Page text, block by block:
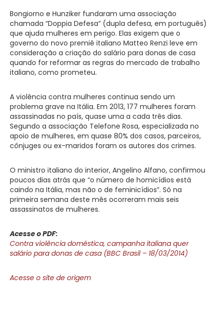
Bongiorno e Hunziker fundaram uma associação
chamada “Doppia Defesa” (dupla defesa, em português)
que ajuda mulheres em perigo. Elas exigem que o
governo do novo premiê italiano Matteo Renzi leve em
consideração a criação do salário para donas de casa
quando for reformar as regras do mercado de trabalho
italiano, como prometeu.
A violência contra mulheres continua sendo um
problema grave na Itália. Em 2013, 177 mulheres foram
assassinadas no país, quase uma a cada três dias.
Segundo a associação Telefone Rosa, especializada no
apoio de mulheres, em quase 80% dos casos, parceiros,
cônjuges ou ex-maridos foram os autores dos crimes.
O ministro italiano do interior, Angelino Alfano, confirmou
poucos dias atrás que “o número de homicídios está
caindo na Itália, mas não o de feminicídios”. Só na
primeira semana deste mês ocorreram mais seis
assassinatos de mulheres.
Acesse o PDF:
Contra violência doméstica, campanha italiana quer
salário para donas de casa (BBC Brasil – 18/03/2014)
Acesse o site de origem